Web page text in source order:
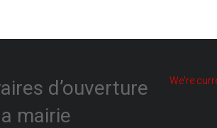
d’ouverture
mairie
We're